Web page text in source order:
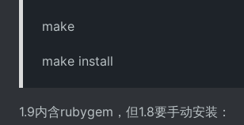
make
make install
1.9内含rubygem，但1.8要手动安装：